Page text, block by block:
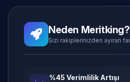
Neden Meritking?
Sizi rakiplerinizden ayıran
%45 Verimlilik Artışı